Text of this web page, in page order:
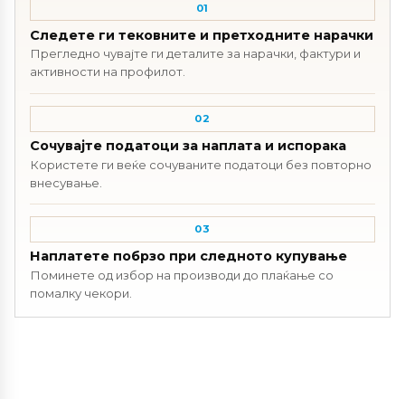
01
Следете ги тековните и претходните нарачки
Прегледно чувајте ги деталите за нарачки, фактури и
активности на профилот.
02
Сочувајте податоци за наплата и испорака
Користете ги веќе сочуваните податоци без повторно
внесување.
03
Наплатете побрзо при следното купување
Поминете од избор на производи до плаќање со
помалку чекори.